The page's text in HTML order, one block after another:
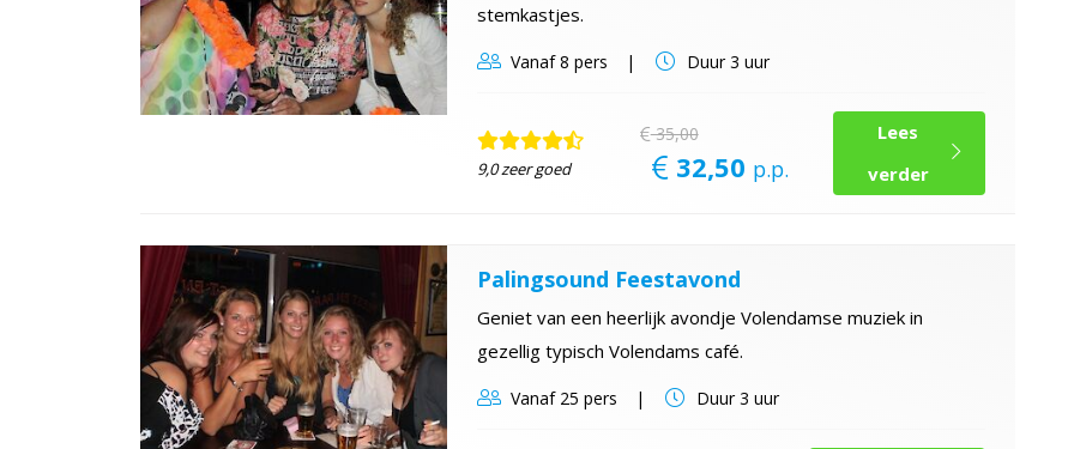
stemkastjes.
Vanaf8 pers Duur3 uur
9,0 zeer goed
35,00
32,50 p.p.
Lees
verder
Palingsound Feestavond
Geniet van een heerlijk avondje Volendamse muziek in
gezellig typisch Volendams café.
Vanaf25 pers Duur3 uur